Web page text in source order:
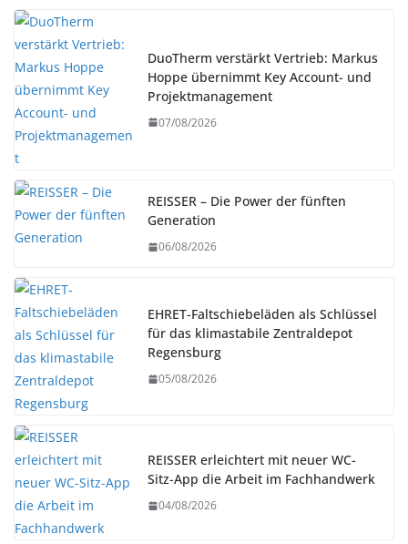
DuoTherm verstärkt Vertrieb: Markus
Hoppe übernimmt Key Account- und
Projektmanagement
07/08/2026
REISSER – Die Power der fünften
Generation
06/08/2026
EHRET-Faltschiebeläden als Schlüssel
für das klimastabile Zentraldepot
Regensburg
05/08/2026
REISSER erleichtert mit neuer WC-
Sitz-App die Arbeit im Fachhandwerk
04/08/2026